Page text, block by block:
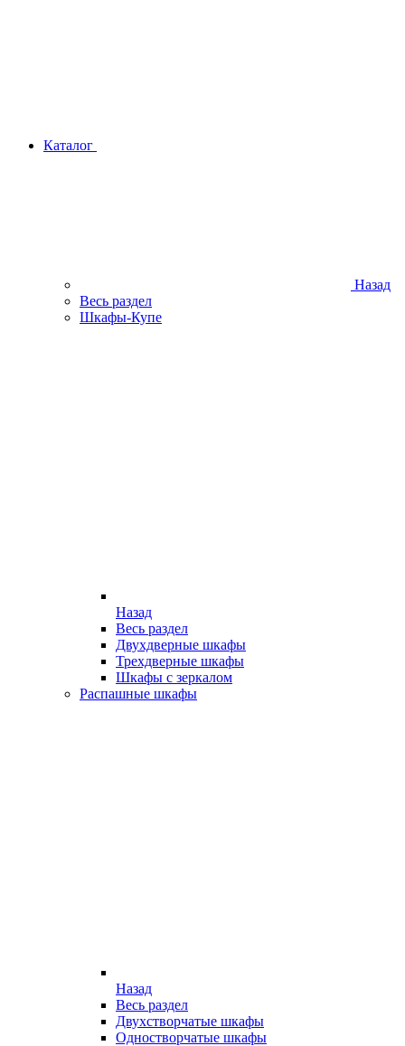
Каталог
Назад
Весь раздел
Шкафы-Купе
Назад
Весь раздел
Двухдверные шкафы
Трехдверные шкафы
Шкафы с зеркалом
Распашные шкафы
Назад
Весь раздел
Двухстворчатые шкафы
Одностворчатые шкафы